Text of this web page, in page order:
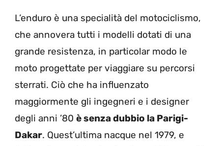
L’enduro è una specialità del motociclismo,
che annovera tutti i modelli dotati di una
grande resistenza, in particolar modo le
moto progettate per viaggiare su percorsi
sterrati. Ciò che ha influenzato
maggiormente gli ingegneri e i designer
degli anni ’80 è senza dubbio la Parigi-
Dakar. Quest’ultima nacque nel 1979, e